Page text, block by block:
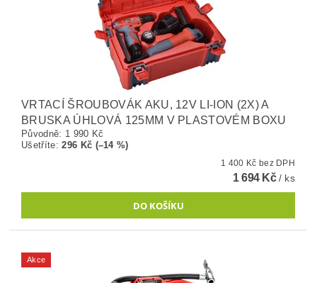
VRTACÍ ŠROUBOVÁK AKU, 12V LI-ION (2X) A
BRUSKA ÚHLOVÁ 125MM V PLASTOVÉM BOXU
Původně: 1 990 Kč
Ušetříte:296 Kč (–14 %)
1 400 Kč bez DPH
1 694 Kč/ ks
Akce